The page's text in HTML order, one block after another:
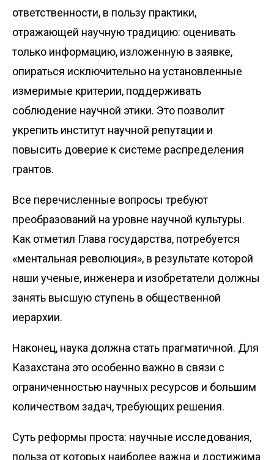
ответственности, в пользу практики,
отражающей научную традицию: оценивать
только информацию, изложенную в заявке,
опираться исключительно на установленные
измеримые критерии, поддерживать
соблюдение научной этики. Это позволит
укрепить институт научной репутации и
повысить доверие к системе распределения
грантов.
Все перечисленные вопросы требуют
преобразований на уровне научной культуры.
Как отметил Глава государства, потребуется
«ментальная революция», в результате которой
наши ученые, инженера и изобретатели должны
занять высшую ступень в общественной
иерархии.
Наконец, наука должна стать прагматичной. Для
Казахстана это особенно важно в связи с
ограниченностью научных ресурсов и большим
количеством задач, требующих решения.
Суть реформы проста: научные исследования,
польза от которых наиболее важна и достижима